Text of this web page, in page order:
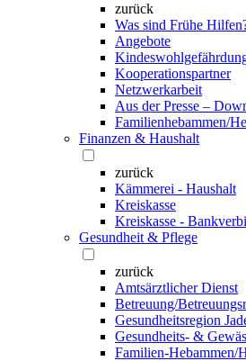
zurück
Was sind Frühe
Angebote
Kooperationspartner
Netzwerkarbeit
Aus der Presse –
Familienhebammen/
Finanzen & Haushalt
zurück
Kämmerei - Haushalt
Kreiskasse
Kreiskasse -
Gesundheit & Pflege
zurück
Amtsärztlicher Dienst
Betreuung/
Gesundheitsregion
Gesundheits- &
Familien-Hebammen/